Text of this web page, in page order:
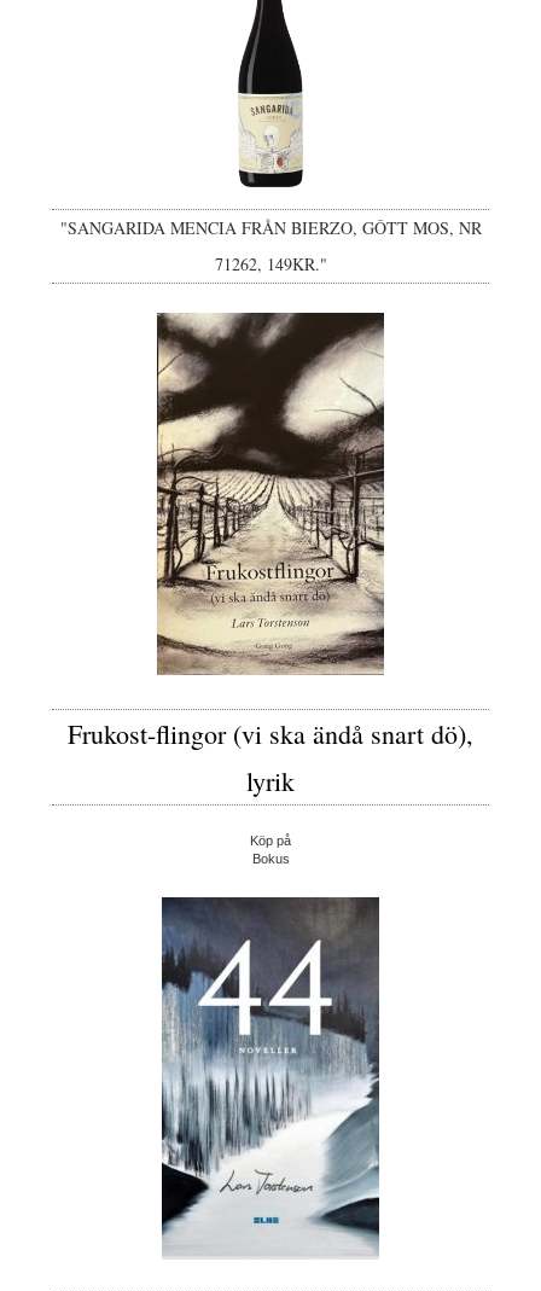
"SANGARIDA MENCIA FRÅN BIERZO, GÔTT MOS, NR
71262, 149KR."
Frukost-flingor (vi ska ändå snart dö),
lyrik
Köp på
Bokus